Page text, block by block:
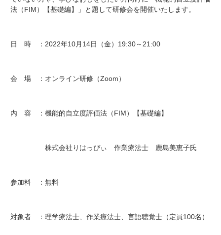
法（FIM）【基礎編】」と題して研修会を開催いたします。
日 時 ：2022年10月14日（金）19:30～21:00
会 場 ：オンライン研修（Zoom）
内 容 ：機能的自立度評価法（FIM）【基礎編】
株式会社りはっぴぃ 作業療法士 鹿島美恵子氏
参加料 ：無料
対象者 ：理学療法士、作業療法士、言語聴覚士（定員100名）